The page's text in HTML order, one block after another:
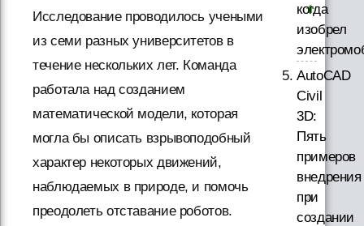
Исследование проводилось учеными
из семи разных университетов в
течение нескольких лет. Команда
работала над созданием
математической модели, которая
могла бы описать взрывоподобный
характер некоторых движений,
наблюдаемых в природе, и помочь
преодолеть отставание роботов.
когда
изобрел
AutoCAD
Civil
3D:
Пять
примеров
внедрения
при
создании